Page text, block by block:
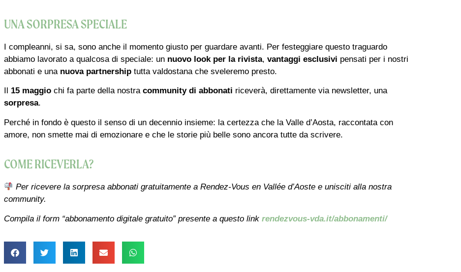
UNA SORPRESA SPECIALE
I compleanni, si sa, sono anche il momento giusto per guardare avanti. Per festeggiare questo traguardo
abbiamo lavorato a qualcosa di speciale: un nuovo look per la rivista, vantaggi esclusivi pensati per i nostri
abbonati e una nuova partnership tutta valdostana che sveleremo presto.
15 maggio chi fa parte della nostra community di abbonati riceverà, direttamente via newsletter, una
sorpresa.
Perché in fondo è questo il senso di un decennio insieme: la certezza che la Valle d’Aosta, raccontata con
amore, non smette mai di emozionare e che le storie più belle sono ancora tutte da scrivere.
COME RICEVERLA?
Per ricevere la sorpresa abbonati gratuitamente a Rendez-Vous en Vallée d’Aoste e unisciti alla nostra
community.
Compila il form “abbonamento digitale gratuito” presente a questo link rendezvous-vda.it/abbonamenti/